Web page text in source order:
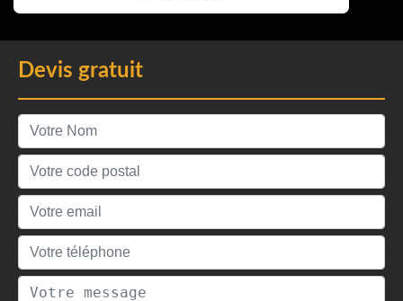
Devis gratuit